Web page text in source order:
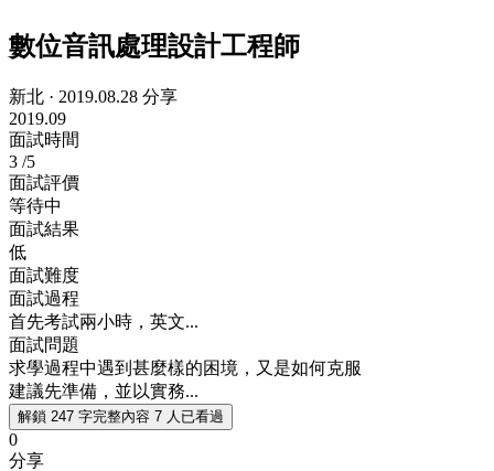
數位音訊處理設計工程師
新北 · 2019.08.28 分享
2019.09
面試時間
3 /5
面試評價
等待中
面試結果
低
面試難度
面試過程
首先考試兩小時，英文...
面試問題
求學過程中遇到甚麼樣的困境，又是如何克服
建議先準備，並以實務...
解鎖 247 字完整內容 7 人已看過
0
分享